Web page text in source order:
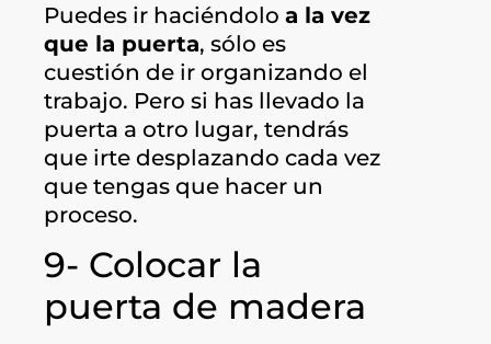
Puedes ir haciéndolo a la vez
que la puerta, sólo es
cuestión de ir organizando el
trabajo. Pero si has llevado la
puerta a otro lugar, tendrás
que irte desplazando cada vez
que tengas que hacer un
proceso.
9- Colocar la
puerta de madera